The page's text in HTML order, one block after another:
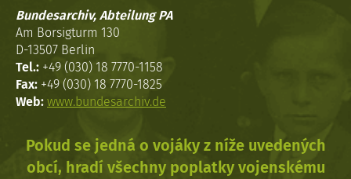
Bundesarchiv, Abteilung PA
Am Borsigturm 130
D-13507 Berlin
Tel.: +49 (030) 18 7770-1158
Fax: +49 (030) 18 7770-1825
Web: www.bundesarchiv.de
Pokud se jedná o vojáky z níže uvedených
obcí, hradí všechny poplatky vojenskému